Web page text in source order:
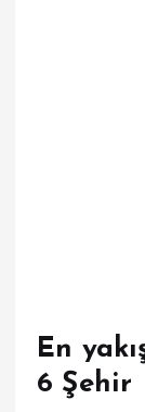
En
6 Şehir